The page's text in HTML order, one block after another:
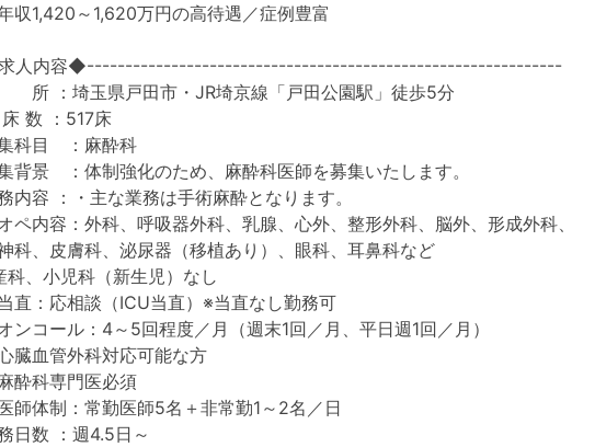
年収1,420～1,620万円の高待遇／症例豊富
人内容◆--------------------------------------------------------------
：埼玉県戸田市・JR埼京線「戸田公園駅」徒歩5分
数 ：517床
科目 ：麻酔科
背景 ：体制強化のため、麻酔科医師を募集いたします。
内容 ：・主な業務は手術麻酔となります。
オペ内容：外科、呼吸器外科、乳腺、心外、整形外科、脳外、形成外科、
科、皮膚科、泌尿器（移植あり）、眼科、耳鼻科など
科、小児科（新生児）なし
当直：応相談（ICU当直）※当直なし勤務可
ンコール：4～5回程度／月（週末1回／月、平日週1回／月）
心臓血管外科対応可能な方
酔科専門医必須
医師体制：常勤医師5名＋非常勤1～2名／日
日数 ：週4.5日～